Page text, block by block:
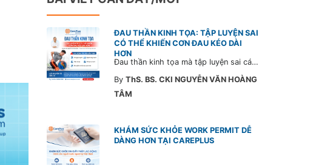
ĐAU THẦN KINH TỌA: TẬP LUYỆN SAI
CÓ THỂ KHIẾN CƠN ĐAU KÉO DÀI
HƠN
Đau thần kinh tọa mà tập luyện sai cách có thể khiến cơn đau trở nặng và kéo dài thời gian hồi phục. Tham khảo chia sẻ của Bác sĩ CarePlus để nắm các động tác cần tránh và có góc nhìn đúng về phương pháp điều trị phù hợp trong bài viết sau.
ByThS. BS. CKI NGUYỄN VĂN HOÀNG
TÂM
KHÁM SỨC KHỎE WORK PERMIT DỄ
DÀNG HƠN TẠI CAREPLUS